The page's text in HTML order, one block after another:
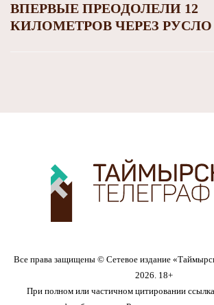
ВПЕРВЫЕ ПРЕОДОЛЕЛИ 12
КИЛОМЕТРОВ ЧЕРЕЗ
Все права защищены © Сетевое издание
2026. 18+
При полном или частичном цитировании